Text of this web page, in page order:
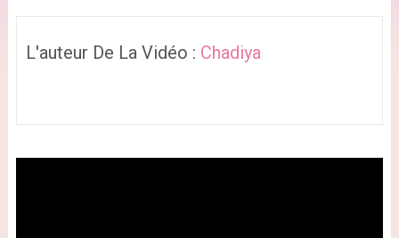
L'auteur De La Vidéo : Chadiya